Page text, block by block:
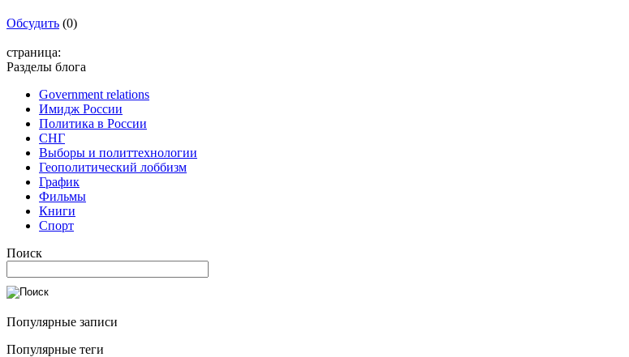
Обсудить (0)
страница:
Разделы блога
Government relations
Имидж России
Политика в России
СНГ
Выборы и политтехнологии
Геополитический лоббизм
График
Фильмы
Книги
Спорт
Поиск
Популярные записи
Популярные теги